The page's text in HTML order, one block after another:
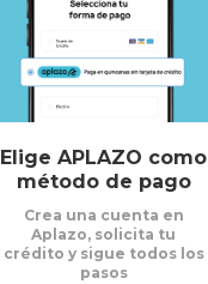
Elige APLAZO como
método de pago
Crea una cuenta en
Aplazo, solicita tu
crédito y sigue todos los
pasos